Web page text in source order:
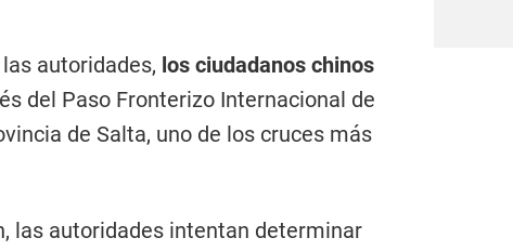
autoridades, los ciudadanos chinos
del Paso Fronterizo Internacional de
de Salta, uno de los cruces más
las autoridades intentan determinar